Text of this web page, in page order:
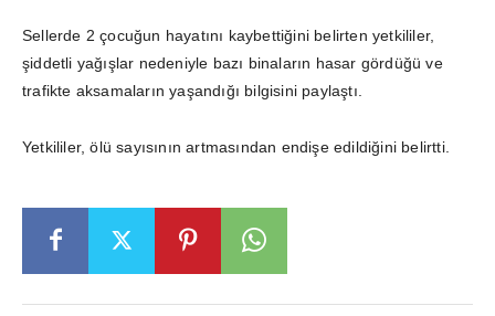
Sellerde 2 çocuğun hayatını kaybettiğini belirten yetkililer,
şiddetli yağışlar nedeniyle bazı binaların hasar gördüğü ve
trafikte aksamaların yaşandığı bilgisini paylaştı.
Yetkililer, ölü sayısının artmasından endişe edildiğini belirtti.